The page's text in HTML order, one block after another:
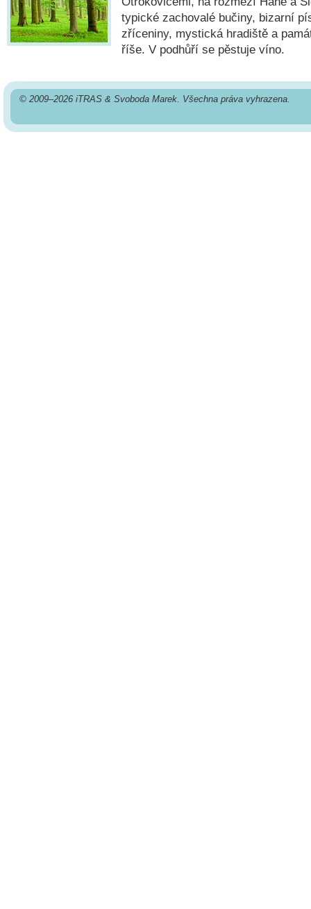
typické zachovalé bučiny, bizarní
zříceniny, mystická hradiště a
říše. V podhůří se pěstuje víno.
© 2009–2026 iTRAS & Svoboda Marek. Všechna práva vyhrazena.